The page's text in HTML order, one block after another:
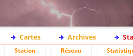
Cartes Archives
Station Réseau